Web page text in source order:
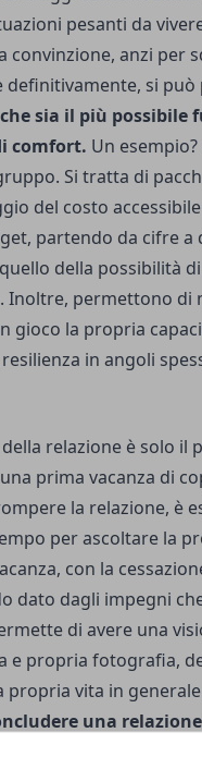
pesanti da
convinzione, anzi per
definitivamente, si può
che sia il più possibile
comfort. Un esempio?
Si tratta di
del costo
partendo da cifre a
della possibilità
Inoltre, permettono di
gioco la propria
in angoli
relazione è solo il
prima vacanza di
la relazione, è
per ascoltare la
con la
dato dagli impegni
di avere una
e propria fotografia,
propria vita in
una